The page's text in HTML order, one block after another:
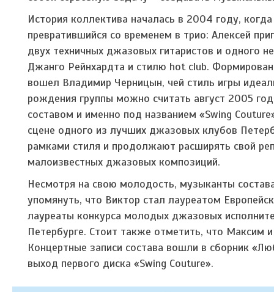
История коллектива началась в 2004 году,
превратившийся со временем в трио: Алексей
двух техничных джазовых гитаристов и одного
Джанго Рейнхардта и стилю hot club.
вошел Владимир Черницын, чей стиль игры
рождения группы можно считать август 2005
составом и именно под названием «Swing
сцене одного из лучших джазовых клубов
рамками стиля и продолжают расширять свой
малоизвестных джазовых композиций.
Несмотря на свою молодость, музыканты
упомянуть, что Виктор стал лауреатом
лауреаты конкурса молодых джазовых
Петербурге. Стоит также отметить, что
Концертные записи состава вошли в сборник
выход первого диска «Swing Couture».